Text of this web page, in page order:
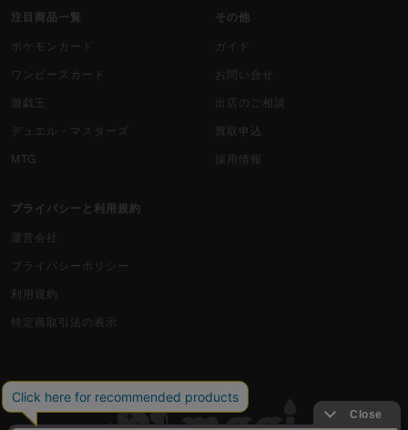
注目商品一覧
ポケモンカード
ワンピースカード
遊戯王
デュエル・マスターズ
MTG
その他
ガイド
お問い合せ
出店のご相談
買取申込
採用情報
プライバシーと利用規約
運営会社
プライバシーポリシー
利用規約
特定商取引法の表示